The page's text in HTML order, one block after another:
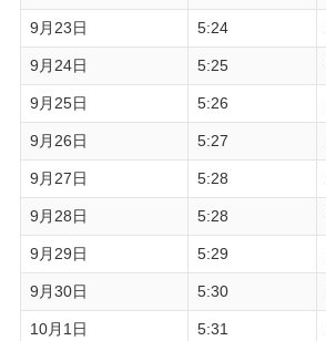
9月23日 5:24
9月24日 5:25
9月25日 5:26
9月26日 5:27
9月27日 5:28
9月28日 5:28
9月29日 5:29
9月30日 5:30
10月1日 5:31